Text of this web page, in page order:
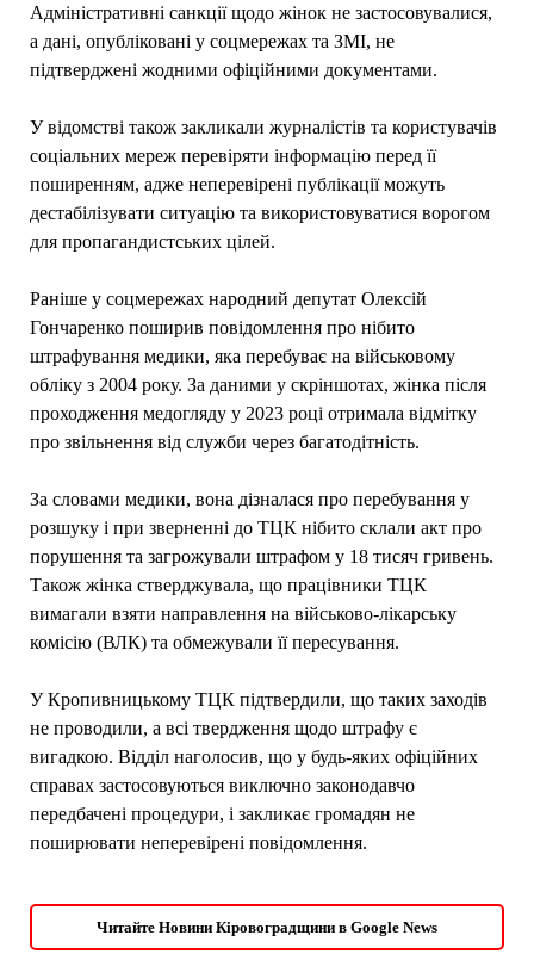
Адміністративні санкції щодо жінок не застосовувалися,
а дані, опубліковані у соцмережах та ЗМІ, не
підтверджені жодними офіційними документами.
У відомстві також закликали журналістів та користувачів
соціальних мереж перевіряти інформацію перед її
поширенням, адже неперевірені публікації можуть
дестабілізувати ситуацію та використовуватися ворогом
для пропагандистських цілей.
Раніше у соцмережах народний депутат Олексій
Гончаренко поширив повідомлення про нібито
штрафування медики, яка перебуває на військовому
обліку з 2004 року. За даними у скріншотах, жінка після
проходження медогляду у 2023 році отримала відмітку
про звільнення від служби через багатодітність.
За словами медики, вона дізналася про перебування у
розшуку і при зверненні до ТЦК нібито склали акт про
порушення та загрожували штрафом у 18 тисяч гривень.
Також жінка стверджувала, що працівники ТЦК
вимагали взяти направлення на військово-лікарську
комісію (ВЛК) та обмежували її пересування.
У Кропивницькому ТЦК підтвердили, що таких заходів
не проводили, а всі твердження щодо штрафу є
вигадкою. Відділ наголосив, що у будь-яких офіційних
справах застосовуються виключно законодавчо
передбачені процедури, і закликає громадян не
поширювати неперевірені повідомлення.
Читайте Новини Кіровоградщини в Google News